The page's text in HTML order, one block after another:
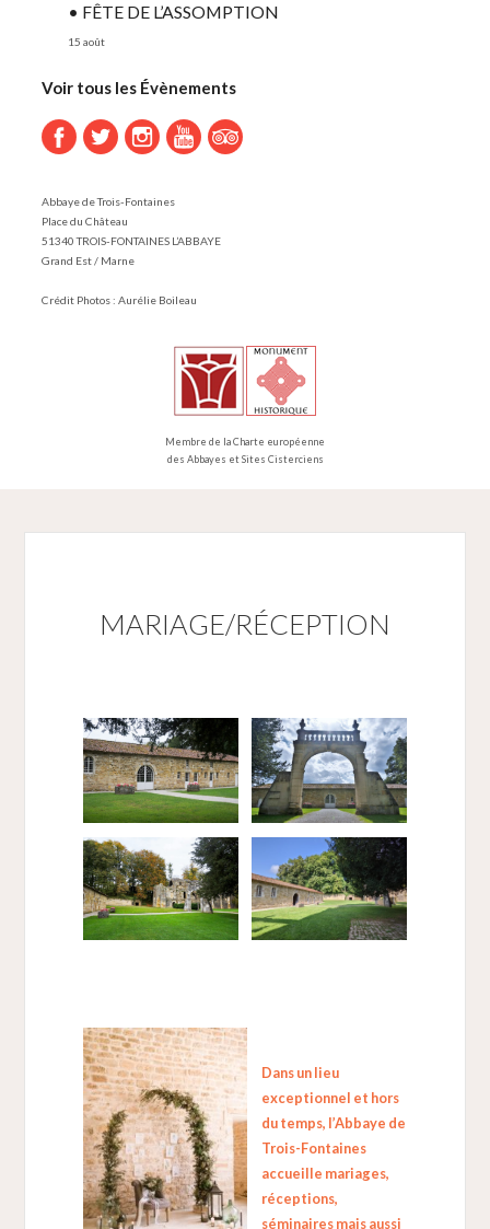
• FÊTE DE L’ASSOMPTION
15 août
Voir tous les Évènements
Abbaye de Trois-Fontaines
Place du Château
51340 TROIS-FONTAINES L’ABBAYE
Grand Est / Marne
Crédit Photos : Aurélie Boileau
Membre de la Charte européenne
des Abbayes et Sites Cisterciens
MARIAGE/RÉCEPTION
Dans un lieu
exceptionnel et hors
du temps, l’Abbaye de
Trois-Fontaines
accueille mariages,
réceptions,
séminaires mais aussi